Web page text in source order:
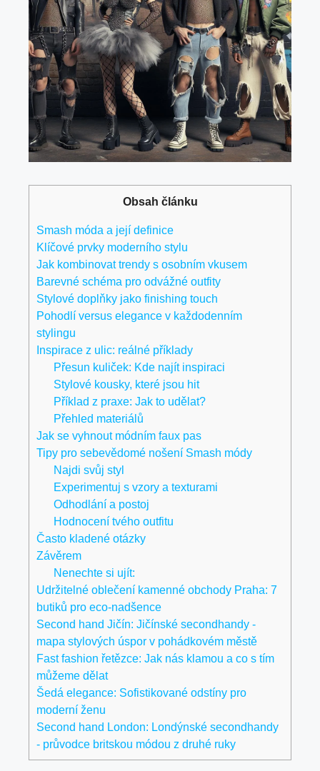
Obsah článku
Smash móda a její definice
Klíčové prvky moderního stylu
Jak kombinovat trendy s osobním vkusem
Barevné schéma pro odvážné outfity
Stylové doplňky jako finishing touch
Pohodlí versus elegance v každodenním
stylingu
Inspirace z ulic: reálné příklady
Přesun kuliček: Kde najít inspiraci
Stylové kousky, které jsou hit
Příklad z praxe: Jak to udělat?
Přehled materiálů
Jak se vyhnout módním faux pas
Tipy pro sebevědomé nošení Smash módy
Najdi svůj styl
Experimentuj s vzory a texturami
Odhodlání a postoj
Hodnocení tvého outfitu
Často kladené otázky
Závěrem
Nenechte si ujít:
Udržitelné oblečení kamenné obchody Praha: 7
butiků pro eco-nadšence
Second hand Jičín: Jičínské secondhandy -
mapa stylových úspor v pohádkovém městě
Fast fashion řetězce: Jak nás klamou a co s tím
můžeme dělat
Šedá elegance: Sofistikované odstíny pro
moderní ženu
Second hand London: Londýnské secondhandy
- průvodce britskou módou z druhé ruky